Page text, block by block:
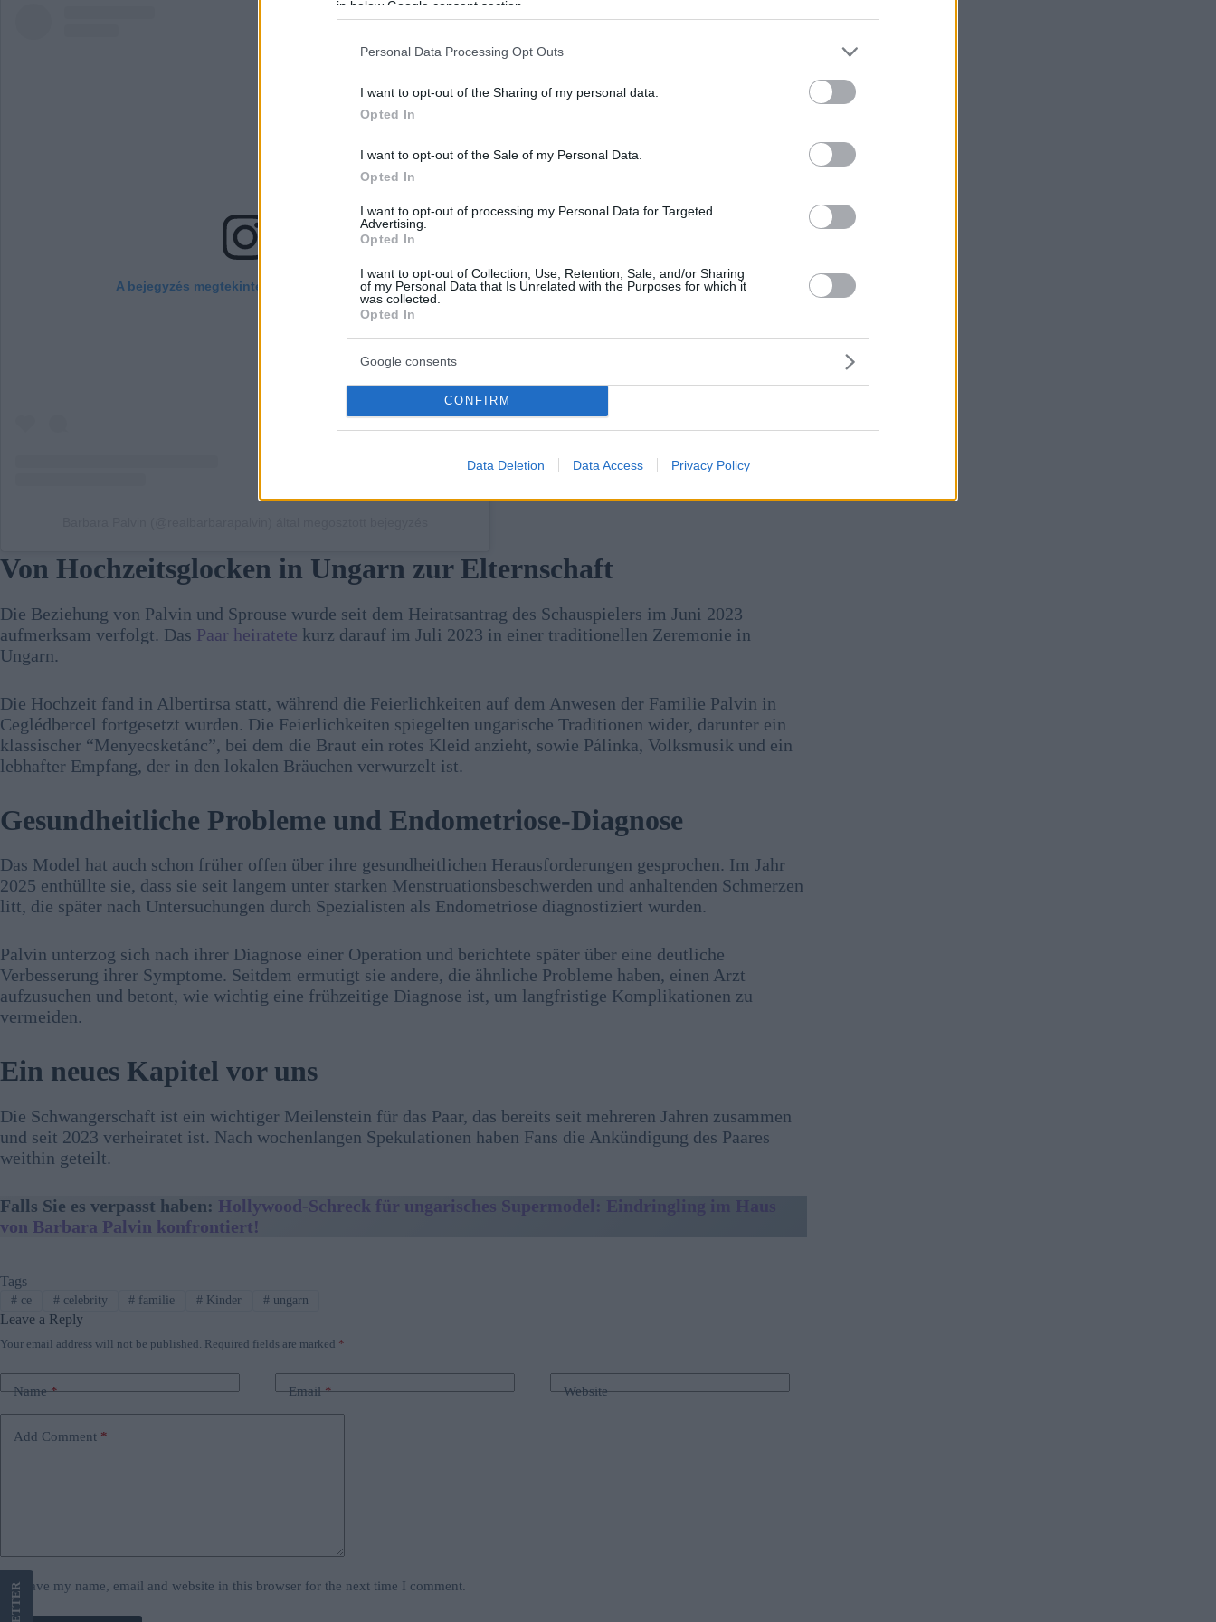
in below Google consent section.
Personal Data Processing Opt Outs
I want to opt-out of the Sharing of my personal data.
Opted In
I want to opt-out of the Sale of my Personal Data.
Opted In
I want to opt-out of processing my Personal Data for Targeted
Advertising.
Opted In
I want to opt-out of Collection, Use, Retention, Sale, and/or Sharing
of my Personal Data that Is Unrelated with the Purposes for which it
was collected.
Opted In
Google consents
CONFIRM
Data Deletion Data Access Privacy Policy
A bejegyzés megtekintése az Instagramon
Von Hochzeitsglocken in Ungarn zur Elternschaft
Die Beziehung von Palvin und Sprouse wurde seit dem Heiratsantrag des Schauspielers im Juni 2023
aufmerksam verfolgt. Das Paar heiratete kurz darauf im Juli 2023 in einer traditionellen Zeremonie in
Ungarn.
Die Hochzeit fand in Albertirsa statt, während die Feierlichkeiten auf dem Anwesen der Familie Palvin in
Ceglédbercel fortgesetzt wurden. Die Feierlichkeiten spiegelten ungarische Traditionen wider, darunter ein
klassischer “Menyecsketánc”, bei dem die Braut ein rotes Kleid anzieht, sowie Pálinka, Volksmusik und ein
lebhafter Empfang, der in den lokalen Bräuchen verwurzelt ist.
Gesundheitliche Probleme und Endometriose-Diagnose
Das Model hat auch schon früher offen über ihre gesundheitlichen Herausforderungen gesprochen. Im Jahr
2025 enthüllte sie, dass sie seit langem unter starken Menstruationsbeschwerden und anhaltenden Schmerzen
litt, die später nach Untersuchungen durch Spezialisten als Endometriose diagnostiziert wurden.
Palvin unterzog sich nach ihrer Diagnose einer Operation und berichtete später über eine deutliche
Verbesserung ihrer Symptome. Seitdem ermutigt sie andere, die ähnliche Probleme haben, einen Arzt
aufzusuchen und betont, wie wichtig eine frühzeitige Diagnose ist, um langfristige Komplikationen zu
vermeiden.
Ein neues Kapitel vor uns
Die Schwangerschaft ist ein wichtiger Meilenstein für das Paar, das bereits seit mehreren Jahren zusammen
und seit 2023 verheiratet ist. Nach wochenlangen Spekulationen haben Fans die Ankündigung des Paares
weithin geteilt.
Falls Sie es verpasst haben: Hollywood-Schreck für ungarisches Supermodel: Eindringling im Haus
von Barbara Palvin konfrontiert!
Tags
#ce #celebrity # familie # Kinder # ungarn
Leave a Reply
Your email address will not be published. Required fields are marked *
Name* Email* Website
Add Comment *
Save my name, email and website in this browser for the next time I comment.
LETTER